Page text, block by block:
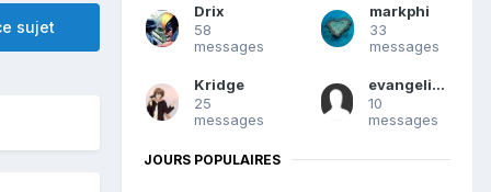
sujet
Drix
58
messages
markphi
33
messages
Kridge
25
messages
evangeliseur
10
messages
JOURS POPULAIRES